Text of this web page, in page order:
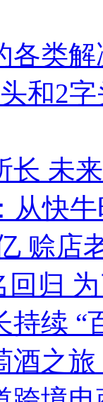
各类
和2
长 未
从快
赊店
回归
持续 “
酒之